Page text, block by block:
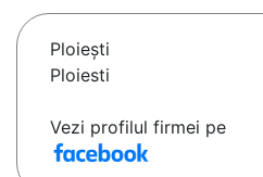
Ploieşti
Ploiesti
Vezi profilul firmei pe